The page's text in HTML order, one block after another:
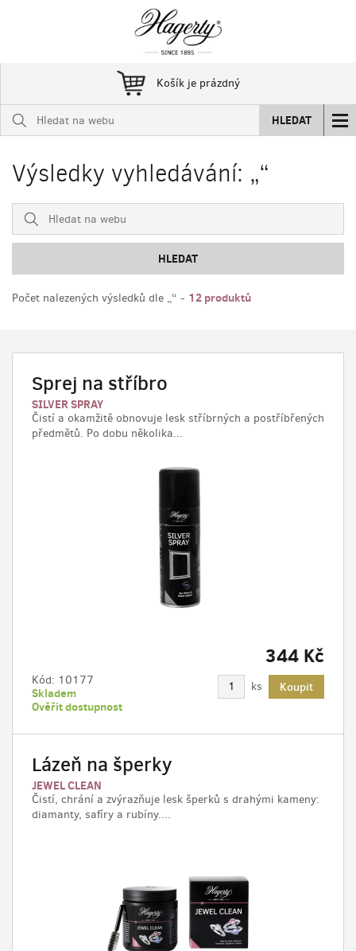
Košík je prázdný
HLEDAT
Výsledky vyhledávání: „“
HLEDAT
Počet nalezených výsledků dle „“ - 12 produktů
Sprej na stříbro
SILVER SPRAY
Čistí a okamžitě obnovuje lesk stříbrných a postříbřených
předmětů. Po dobu několika...
344 Kč
Kód: 10177
Skladem ks
Koupit
Ověřit dostupnost
Lázeň na šperky
JEWEL CLEAN
Čistí, chrání a zvýrazňuje lesk šperků s drahými kameny:
diamanty, safíry a rubíny....